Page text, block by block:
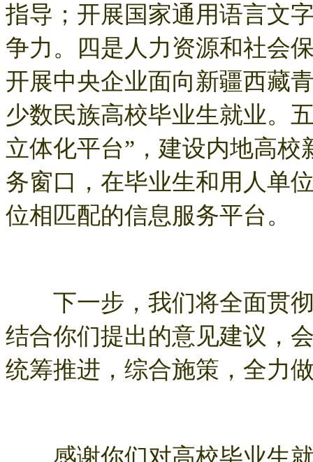
指导；开展国家通用语言文
争力。四是人力资源和社会
开展中央企业面向新疆西藏
少数民族高校毕业生就业。
立体化平台”，建设内地高
务窗口，在毕业生和用人单
位相匹配的信息服务平台。
下一步，我们将全面贯彻
结合你们提出的意见建议，
统筹推进，综合施策，全力
感谢你们对高校毕业生就